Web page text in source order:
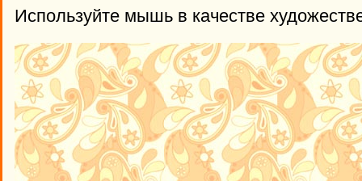
Используйте мышь в качестве